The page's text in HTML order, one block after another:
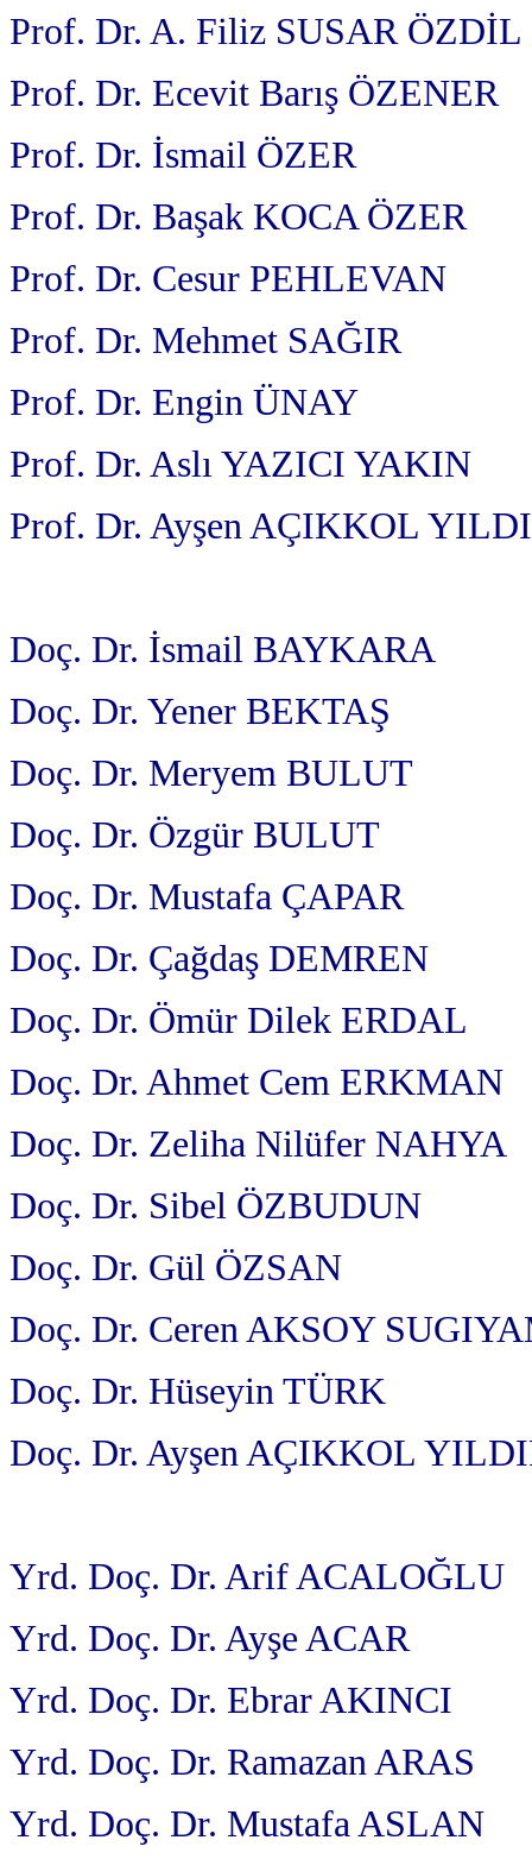
Prof. Dr. A. Filiz SUSAR ÖZDİL
Prof. Dr. Ecevit Barış ÖZENER
Prof. Dr. İsmail ÖZER
Prof. Dr. Başak KOCA ÖZER
Prof. Dr. Cesur PEHLEVAN
Prof. Dr. Mehmet SAĞIR
Prof. Dr. Engin ÜNAY
Prof. Dr. Aslı YAZICI YAKIN
Prof. Dr. Ayşen AÇIKKOL
Doç. Dr. İsmail BAYKARA
Doç. Dr. Yener BEKTAŞ
Doç. Dr. Meryem BULUT
Doç. Dr. Özgür BULUT
Doç. Dr. Mustafa ÇAPAR
Doç. Dr. Çağdaş DEMREN
Doç. Dr. Ömür Dilek ERDAL
Doç. Dr. Ahmet Cem ERKMAN
Doç. Dr. Zeliha Nilüfer NAHYA
Doç. Dr. Sibel ÖZBUDUN
Doç. Dr. Gül ÖZSAN
Doç. Dr. Ceren AKSOY
Doç. Dr. Hüseyin TÜRK
Doç. Dr. Ayşen AÇIKKOL
Yrd. Doç. Dr. Arif ACALOĞLU
Yrd. Doç. Dr. Ayşe ACAR
Yrd. Doç. Dr. Ebrar AKINCI
Yrd. Doç. Dr. Ramazan ARAS
Yrd. Doç. Dr. Mustafa ASLAN